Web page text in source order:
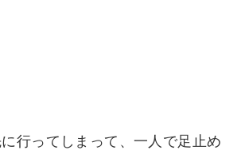
行ってしまって、一人で足止め